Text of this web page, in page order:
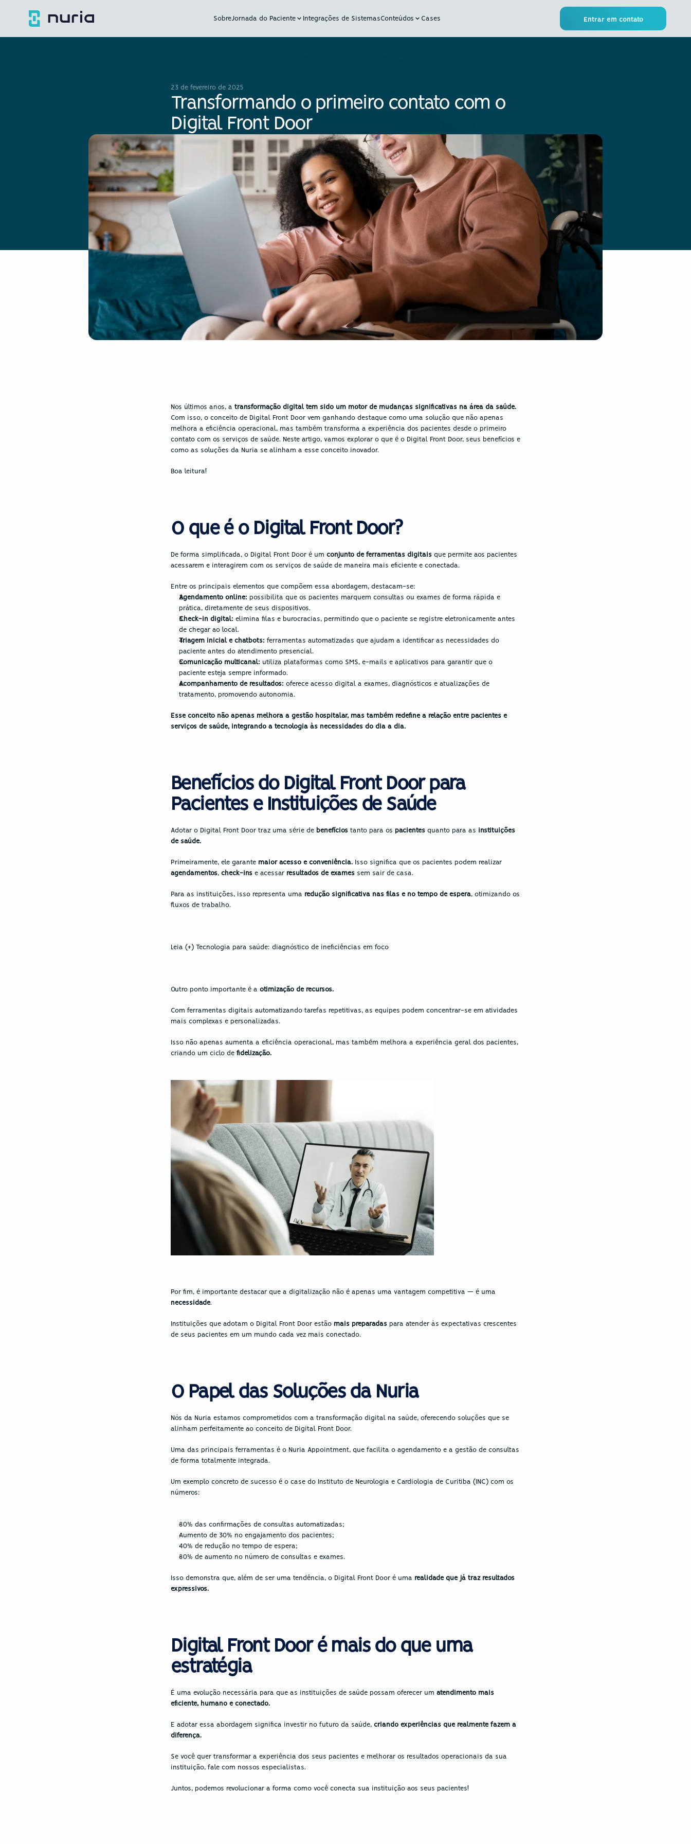
SobreJornada do Paciente Integrações de SistemasConteúdos Cases Entrar em contato
23 de fevereiro de 2025
Transformando o primeiro contato com o
Digital Front Door
Nos últimos anos, a
Com isso, o conceito de Digital Front Door vem ganhando destaque como uma solução que não apenas
melhora a eficiência operacional, mas também transforma a experiência dos pacientes desde o primeiro
contato com os serviços de saúde. Neste artigo, vamos explorar o que é o Digital Front Door, seus benefícios e
como as soluções da Nuria se alinham a esse conceito inovador.
Boa leitura!
O que é o Digital Front Door?
De forma simplificada, o Digital Front Door é um conjunto de ferramentas digitais que permite aos pacientes
acessarem e interagirem com os serviços de saúde de maneira mais eficiente e conectada.
Entre os principais elementos que compõem essa abordagem, destacam-se:
Agendamento online: possibilita que os pacientes marquem consultas ou exames de forma rápida e
prática, diretamente de seus dispositivos.
Check-in digital: elimina filas e burocracias, permitindo que o paciente se registre eletronicamente antes
de chegar ao local.
Triagem inicial e chatbots: ferramentas automatizadas que ajudam a identificar as necessidades do
paciente antes do atendimento presencial.
Comunicação multicanal: utiliza plataformas como SMS, e-mails e aplicativos para garantir que o
paciente esteja sempre informado.
Acompanhamento de resultados: oferece acesso digital a exames, diagnósticos e atualizações de
tratamento, promovendo autonomia.
Esse conceito não apenas melhora a gestão hospitalar, mas também redefine a relação entre pacientes e
serviços de saúde, integrando a tecnologia às necessidades do dia a dia.
Benefícios do Digital Front Door para
Pacientes e Instituições de Saúde
Adotar o Digital Front Door traz uma série de benefícios tanto para os pacientes quanto para as instituições
de saúde.
Primeiramente, ele garante maior acesso e conveniência.
agendamentos, check-ins e acessar resultados de exames sem sair de casa.
Para as instituições, isso representa uma redução significativa nas filas e no tempo de espera, otimizando os
fluxos de trabalho.
Leia (+) Tecnologia para saúde: diagnóstico de ineficiências em foco
Outro ponto importante é a otimização de recursos.
Com ferramentas digitais automatizando tarefas repetitivas, as equipes podem concentrar-se em atividades
mais complexas e personalizadas.
Isso não apenas aumenta a eficiência operacional, mas também melhora a experiência geral dos pacientes,
criando um ciclo de fidelização.
necessidade.
Instituições que adotam o Digital Front Door estão mais preparadas para atender às expectativas crescentes
de seus pacientes em um mundo cada vez mais conectado.
O Papel das Soluções da Nuria
Nós da Nuria estamos comprometidos com a transformação digital na saúde, oferecendo soluções que se
alinham perfeitamente ao conceito de Digital Front Door.
Uma das principais ferramentas é o Nuria Appointment, que facilita o agendamento e a gestão de consultas
de forma totalmente integrada.
Um exemplo concreto de sucesso é o case do Instituto de Neurologia e Cardiologia de Curitiba (INC) com os
números:
80% das confirmações de consultas automatizadas;
Aumento de 30% no engajamento dos pacientes;
40% de redução no tempo de espera;
80% de aumento no número de consultas e exames.
Isso demonstra que, além de ser uma tendência, o Digital Front Door é uma realidade que já traz resultados
expressivos.
Digital Front Door é mais do que uma
estratégia
É uma evolução necessária para que as instituições de saúde possam oferecer um atendimento mais
eficiente, humano e conectado.
E adotar essa abordagem significa investir no futuro da saúde, criando experiências que realmente fazem a
diferença.
Se você quer transformar a experiência dos seus pacientes e melhorar os resultados operacionais da sua
instituição, fale com nossos especialistas.
Juntos, podemos revolucionar a forma como você conecta sua instituição aos seus pacientes!